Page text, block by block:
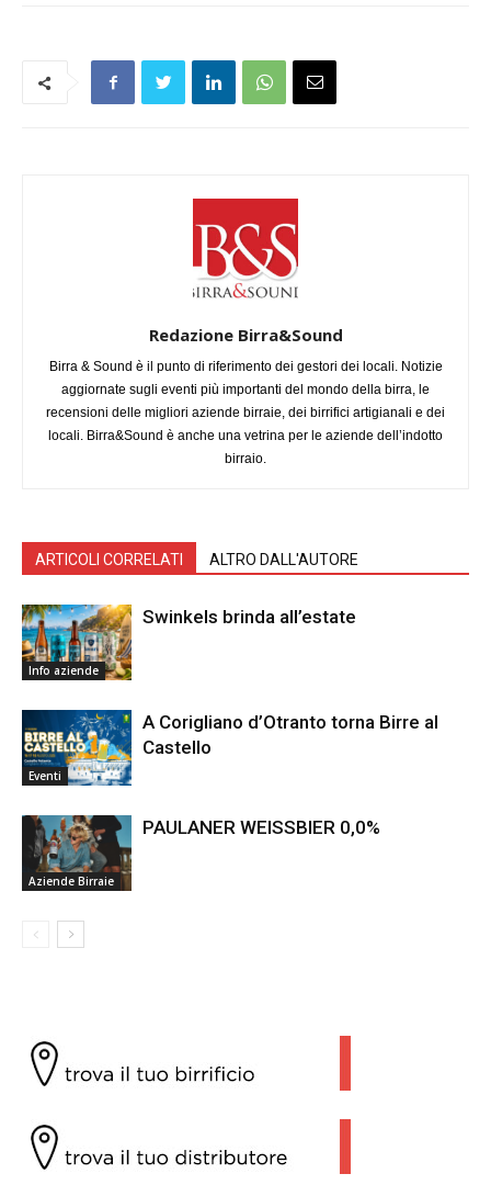
Redazione Birra&Sound
Birra & Sound è il punto di riferimento dei gestori dei locali. Notizie
aggiornate sugli eventi più importanti del mondo della birra, le
recensioni delle migliori aziende birraie, dei birrifici artigianali e dei
locali. Birra&Sound è anche una vetrina per le aziende dell’indotto
birraio.
ARTICOLI CORRELATI ALTRO DALL'AUTORE
Info aziende
Swinkels brinda all’estate
Eventi
A Corigliano d’Otranto torna Birre al
Castello
Aziende Birraie
PAULANER WEISSBIER 0,0%